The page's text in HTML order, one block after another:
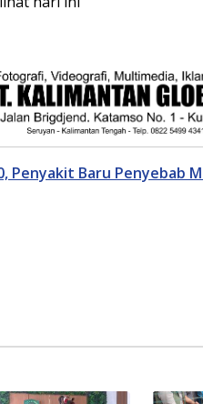
Penyakit Baru Penyebab